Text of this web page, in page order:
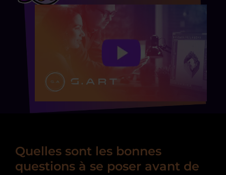
Quelles sont les bonnes
questions à se poser avant de